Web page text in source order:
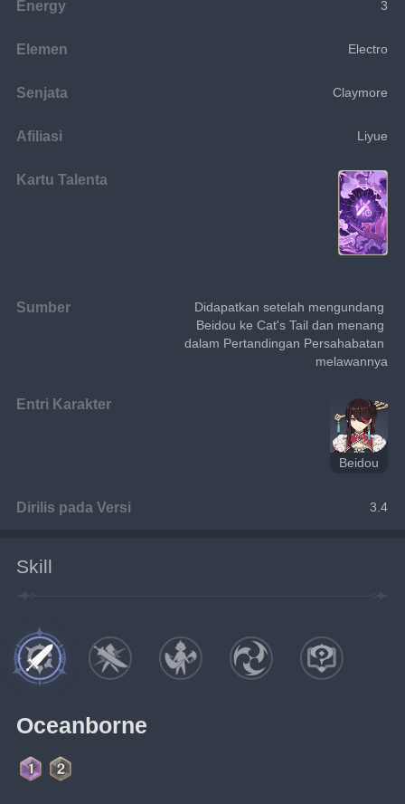
Energy 3
Elemen Electro
Senjata Claymore
Afiliasi Liyue
Kartu Talenta
Sumber
Didapatkan setelah mengundang
Beidou ke Cat's Tail dan menang
dalam Pertandingan Persahabatan
melawannya
Entri Karakter
Beidou
Dirilis pada Versi 3.4
Skill
Oceanborne